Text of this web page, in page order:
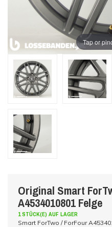
Tap or
Original Smart
A4534010801 Felge
1 STÜCK(E) AUF LAGER
Smart ForTwo / ForFour